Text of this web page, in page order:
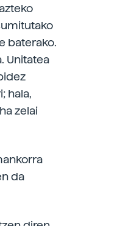
baterako.
Unitatea
hala,
zelai
da